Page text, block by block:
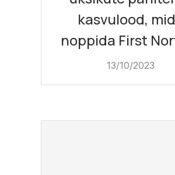
kasvulood,
noppida First
13/10/2023